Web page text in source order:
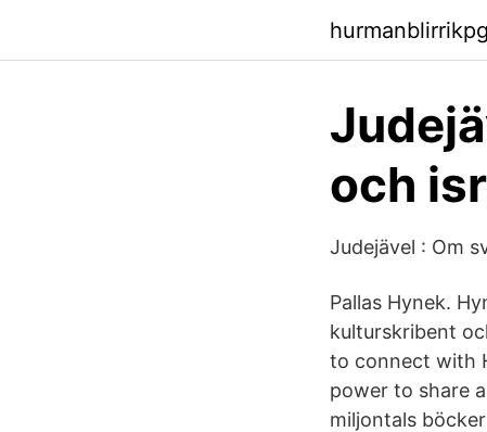
och
Judejävel : Om
Pallas Hynek.
kulturskribent
to connect with
power to share
miljontals